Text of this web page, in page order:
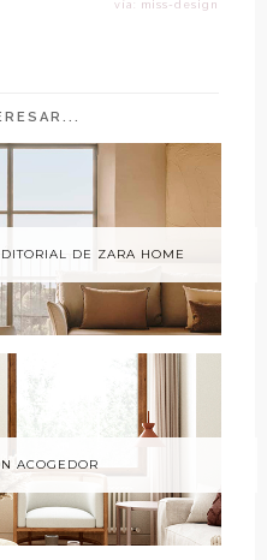
vía: miss-design
DE ZARA HOME
ACOGEDOR